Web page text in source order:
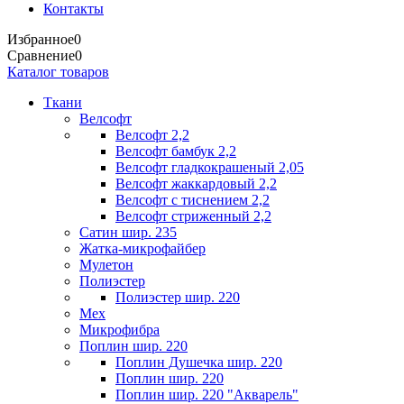
Контакты
Избранное0
Сравнение0
Каталог товаров
Ткани
Велсофт
Велсофт 2,2
Велсофт бамбук 2,2
Велсофт гладкокрашеный 2,05
Велсофт жаккардовый 2,2
Велсофт с тиснением 2,2
Велсофт стриженный 2,2
Сатин шир. 235
Жатка-микрофайбер
Мулетон
Полиэстер
Полиэстер шир. 220
Мех
Микрофибра
Поплин шир. 220
Поплин Душечка шир. 220
Поплин шир. 220
Поплин шир. 220 "Акварель"